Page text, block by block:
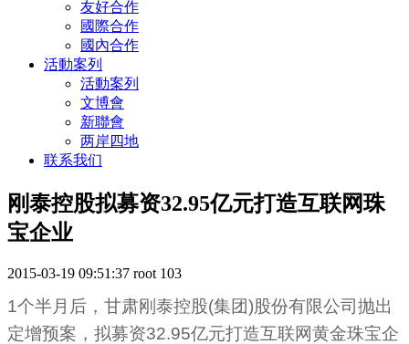
友好合作
國際合作
國內合作
活動案列
活動案列
文博會
新聯會
两岸四地
联系我们
刚泰控股拟募资32.95亿元打造互联网珠
宝企业
2015-03-19 09:51:37 root 103
1个半月后，甘肃刚泰控股(集团)股份有限公司抛出
定增预案，拟募资32.95亿元打造互联网黄金珠宝企